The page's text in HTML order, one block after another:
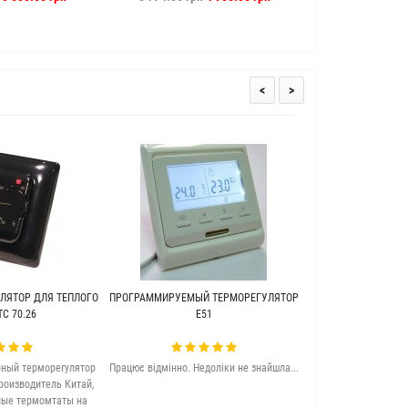
ДЛЯ ТЕПЛОГО
70.26
терморегулятор
Китай,
термомтаты на
ПРОГРАММИРУЕМЫЙ ТЕРМОРЕГУЛЯТОР
Е51
Працює відмінно. Недоліки не знайшла...
< >